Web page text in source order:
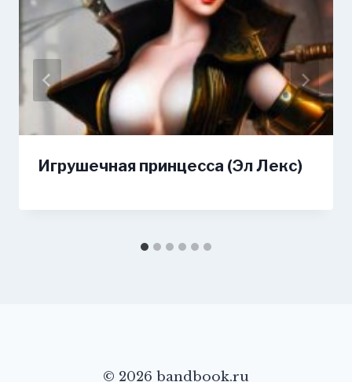
Игрушечная принцесса (Эл Лекс)
© 2026 bandbook.ru